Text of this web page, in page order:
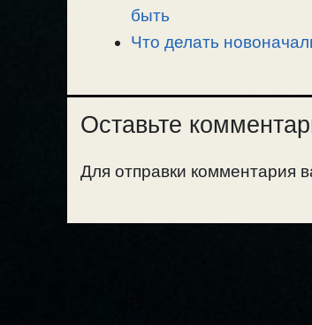
быть
Что делать
Оставьте
Для отправки комментария